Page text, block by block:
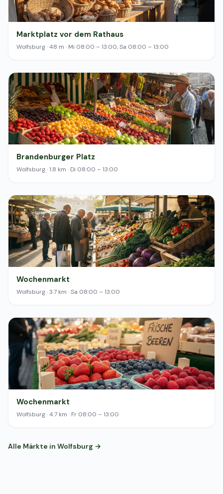
Marktplatz vor dem Rathaus
Wolfsburg · 48 m · Mi 08:00 – 13:00, Sa 08:00 – 13:00
Brandenburger Platz
Wolfsburg · 1.8 km · Di 08:00 – 13:00
Wochenmarkt
Wolfsburg · 3.7 km · Sa 08:00 – 13:00
Wochenmarkt
Wolfsburg · 4.7 km · Fr 08:00 – 13:00
Alle Märkte in Wolfsburg →